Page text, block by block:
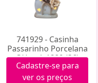
741929 - Casinha
Passarinho Porcelana
C/ Luz Jy1889 (36)
Cadastre-se para
ver os preços